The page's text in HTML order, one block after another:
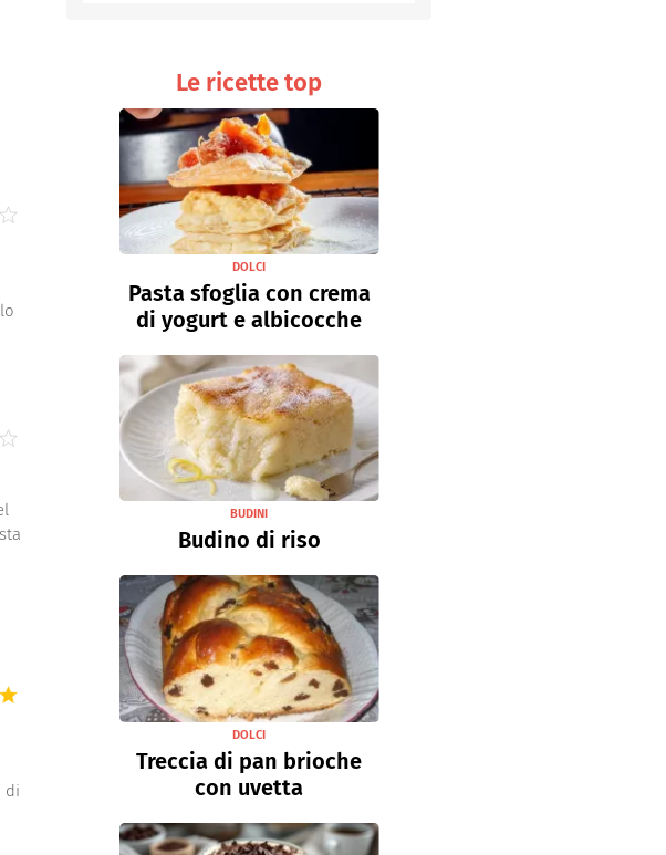
di
Le ricette top
DOLCI
Pasta sfoglia con crema
di yogurt e albicocche
BUDINI
Budino di riso
DOLCI
Treccia di pan brioche
con uvetta